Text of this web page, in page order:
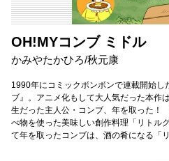
OH!MYコンブ ミドル
かみやたかひろ/秋元康
1990年にコミックボンボンで連載開始し
ブ』。アニメ化もして大人気だった本
生だった主人公・コンブ、年を取った
べ物を使った美味しい創作料理「リトル
て年を取ったコンブは、酒の肴になる「